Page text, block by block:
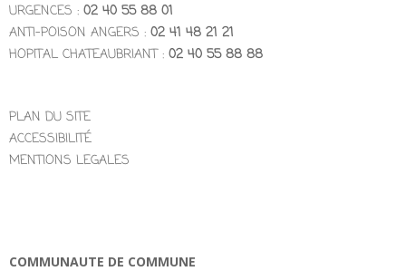
URGENCES : 02 40 55 88 01
ANTI-POISON ANGERS : 02 41 48 21 21
HOPITAL CHATEAUBRIANT : 02 40 55 88 88
PLAN DU SITE
ACCESSIBILITÉ
MENTIONS LEGALES
COMMUNAUTE DE COMMUNE